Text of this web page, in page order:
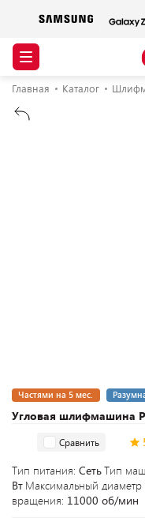
Главная Каталог
Угловая шлифмашина
Частями на 5 мес.
Сравнить
Тип питания: СетьТип
Вт Максимальный диаметр
вращения: 11000 об/мин